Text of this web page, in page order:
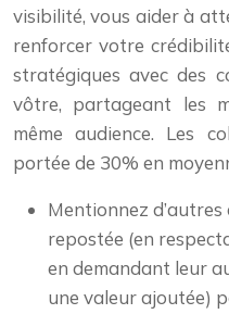
visibilité, vous aider à
renforcer votre
stratégiques avec des
vôtre, partageant les
même audience. Les
portée de 30% en
Mentionnez
repostée (en
en demandant leur
une valeur ajoutée)